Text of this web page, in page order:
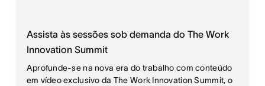
Assista às sessões sob demanda do The Work
Innovation Summit
Aprofunde-se na nova era do trabalho com conteúdo
em vídeo exclusivo da The Work Innovation Summit, o